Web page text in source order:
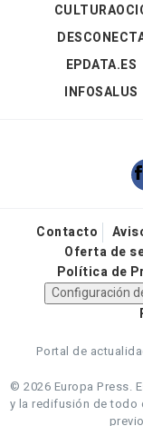
EPDATA.ES
INFOSALUS
Contacto
Oferta de
Política de
Configuración
Portal de
© 2026 Europa Press.
y la redifusión de todo